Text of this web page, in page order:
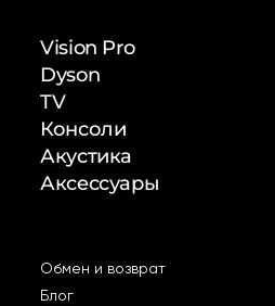
Vision Pro
Dyson
TV
Консоли
Акустика
Аксессуары
Обмен и возврат
Блог